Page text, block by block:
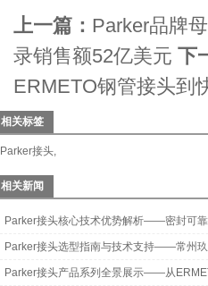
上一篇： Parker品牌
录销售额52亿美元 下
ERMETO钢管接头到
相关标签
Parker接头,
相关新闻
Parker接头核心技术优势解析——密封可
Parker接头选型指南与技术支持——常州
Parker接头产品系列全景展示——从